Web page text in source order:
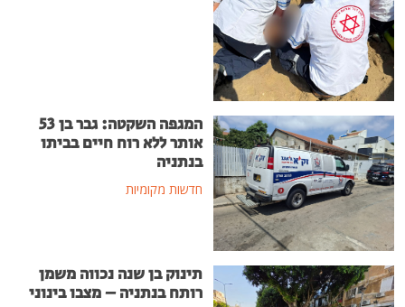
המגפה השקטה: גבר בן 53
אותר ללא רוח חיים בביתו
בנתניה
חדשות מקומיות
תינוק בן שנה נכווה משמן
רותח בנתניה – מצבו בינוני